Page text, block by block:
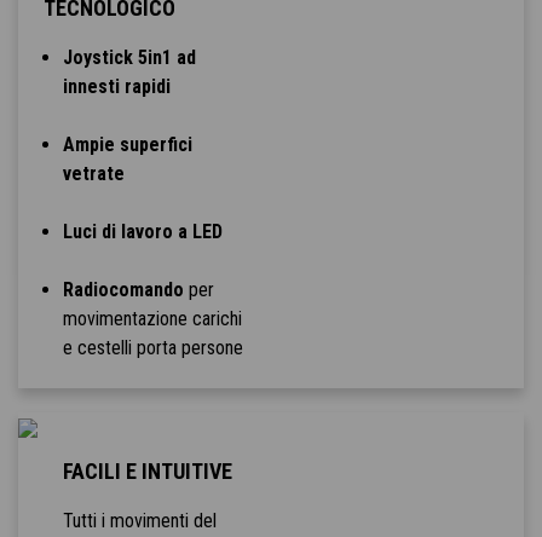
TECNOLOGICO
Joystick 5in1 ad
innesti rapidi
Ampie superfici
vetrate
Luci di lavoro a LED
Radiocomando per
movimentazione carichi
e cestelli porta persone
FACILI E INTUITIVE
Tutti i movimenti del